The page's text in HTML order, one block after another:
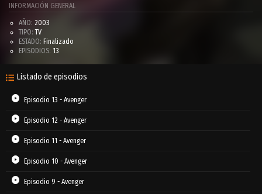
INFORMACIÓN GENERAL
AÑO: 2003
TIPO: TV
ESTADO: Finalizado
EPISODIOS: 13
Listado de episodios
Episodio 13 - Avenger
Episodio 12 - Avenger
Episodio 11 - Avenger
Episodio 10 - Avenger
Episodio 9 - Avenger